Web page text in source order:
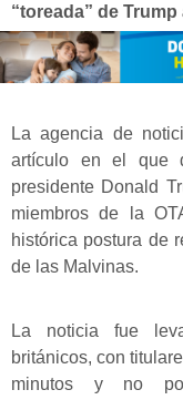
“toreada” de
La agencia de
artículo en el que
presidente Donald
miembros de la
histórica postura de
de las Malvinas.
La noticia fue
británicos, con
minutos y no